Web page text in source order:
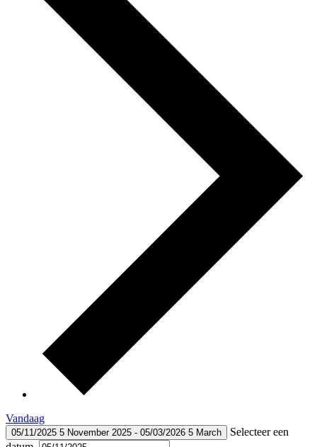
Vandaag
05/11/2025 5 November 2025 - 05/03/2026 5 March
Selecteer een